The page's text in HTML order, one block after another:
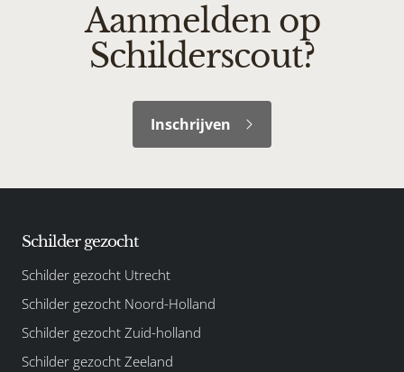
Aanmelden op
Schilderscout?
Inschrijven
Schilder gezocht
Schilder gezocht Utrecht
Schilder gezocht Noord-Holland
Schilder gezocht Zuid-holland
Schilder gezocht Zeeland